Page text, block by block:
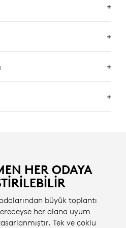
Izgara Görünümü, odadaki
yerleştirerek web
deneyim sunar ve toplantı
görüntülenmesini sağlar.
simüle edildi
istediğiniz durumlarda,
tüm katılımcıları kadraja
alır.
veya bireysel odaklı
HER ODAYA
büyük toplantı
her alana uyum
Tek ve çoklu